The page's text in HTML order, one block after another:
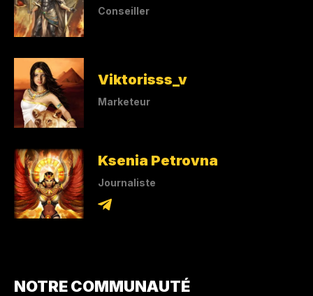
Conseiller
Viktorisss_v
Marketeur
Ksenia Petrovna
Journaliste
NOTRE COMMUNAUTÉ